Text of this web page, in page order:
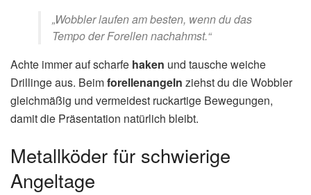
„Wobbler laufen am besten, wenn du das
Tempo der Forellen nachahmst.“
Achte immer auf scharfe haken und tausche weiche
Drillinge aus. Beimforellenangeln ziehst du die Wobbler
gleichmäßig und vermeidest ruckartige Bewegungen,
damit die Präsentation natürlich bleibt.
Metallköder für schwierige
Angeltage